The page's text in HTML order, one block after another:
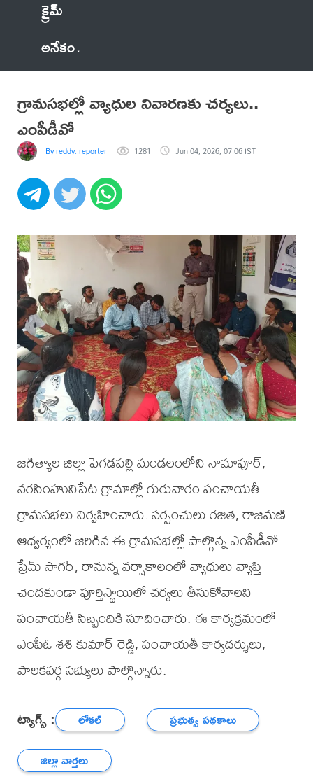
క్రైమ్
అనేకం
గ్రామసభల్లో వ్యాధుల నివారణకు చర్యలు..
ఎంపీడీవో
By reddy..reporter 1281 Jun 04, 2026, 07:06 IST
జగిత్యాల జిల్లా పెగడపల్లి మండలంలోని నామాపూర్,
నరసింహునిపేట గ్రామాల్లో గురువారం పంచాయతీ
గ్రామసభలు నిర్వహించారు. సర్పంచులు రజిత, రాజమణి
ఆధ్వర్యంలో జరిగిన ఈ గ్రామసభల్లో పాల్గొన్న ఎంపీడీవో
ప్రేమ్ సాగర్, రానున్న వర్షాకాలంలో వ్యాధులు వ్యాప్తి
చెందకుండా పూర్తిస్థాయిలో చర్యలు తీసుకోవాలని
పంచాయతీ సిబ్బందికి సూచించారు. ఈ కార్యక్రమంలో
ఎంపీఓ శశి కుమార్ రెడ్డి, పంచాయతీ కార్యదర్శులు,
పాలకవర్గ సభ్యులు పాల్గొన్నారు.
ట్యాగ్స్ : లోకల్
ప్రభుత్వ పథకాలు
జిల్లా వార్తలు